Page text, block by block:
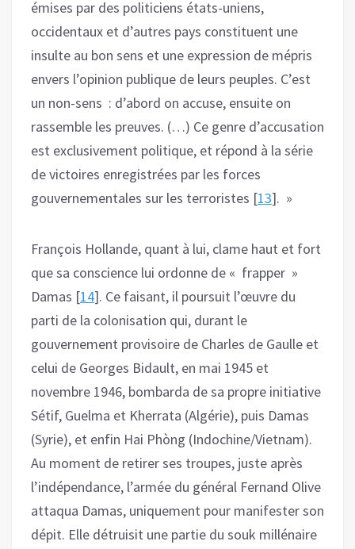
émises par des politiciens états-uniens,
occidentaux et d’autres pays constituent une
insulte au bon sens et une expression de mépris
envers l’opinion publique de leurs peuples. C’est
un non-sens : d’abord on accuse, ensuite on
rassemble les preuves. (…) Ce genre d’accusation
est exclusivement politique, et répond à la série
de victoires enregistrées par les forces
gouvernementales sur les terroristes [13]. »
François Hollande, quant à lui, clame haut et fort
que sa conscience lui ordonne de « frapper »
Damas [14]. Ce faisant, il poursuit l’œuvre du
parti de la colonisation qui, durant le
gouvernement provisoire de Charles de Gaulle et
celui de Georges Bidault, en mai 1945 et
novembre 1946, bombarda de sa propre initiative
Sétif, Guelma et Kherrata (Algérie), puis Damas
(Syrie), et enfin Hai Phòng (Indochine/Vietnam).
Au moment de retirer ses troupes, juste après
l’indépendance, l’armée du général Fernand Olive
attaqua Damas, uniquement pour manifester son
dépit. Elle détruisit une partie du souk millénaire